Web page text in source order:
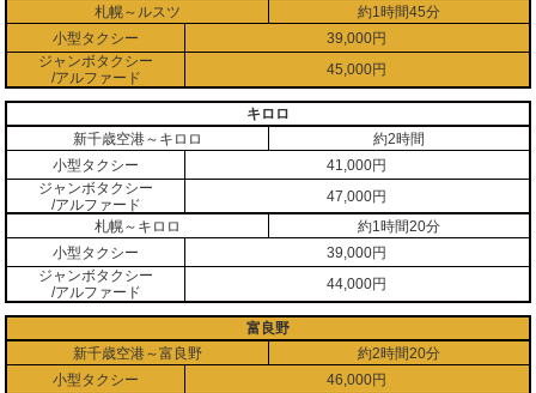
札幌～ルスツ
約1時間45分
小型タクシー
39,000円
ジャンボタクシー
/アルファード
45,000円
キロロ
新千歳空港～キロロ
約2時間
小型タクシー
41,000円
ジャンボタクシー
/アルファード
47,000円
札幌～キロロ
約1時間20分
小型タクシー
39,000円
ジャンボタクシー
/アルファード
44,000円
富良野
新千歳空港～富良野
約2時間20分
小型タクシー
46,000円